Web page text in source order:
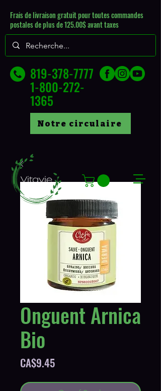
Frais de livraison gratuit pour toutes commandes
postales de plus de 125.00$ avant taxes
819-378-7777
1-800-272-
1365
Notre circulaire
Onguent Arnica
Bio
CA$9.45Price